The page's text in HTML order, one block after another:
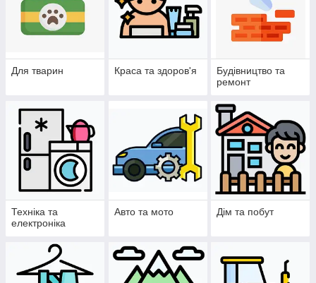
Для тварин Краса та здоров'я
Будівництво та
ремонт
Техніка та
електроніка
Авто та мото Дім та побут